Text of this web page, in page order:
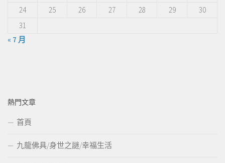
24
25 26 27 28 29
30
31
« 7 月
熱門文章
首頁
九龍佛具/身世之謎/幸福生活